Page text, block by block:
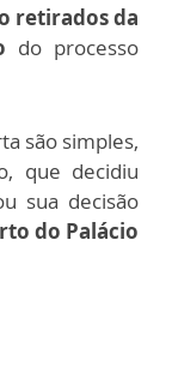
retirados da
do processo
são simples,
que decidiu
sua decisão
do Palácio